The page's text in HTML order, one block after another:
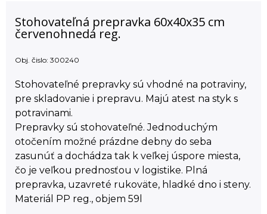
Stohovateľná prepravka 60x40x35 cm
červenohnedá reg.
Obj. čislo: 300240
Stohovateľné prepravky sú vhodné na potraviny,
pre skladovanie i prepravu. Majú atest na styk s
potravinami.
Prepravky sú stohovateľné. Jednoduchým
otočením možné prázdne debny do seba
zasunúť a dochádza tak k veľkej úspore miesta,
čo je veľkou prednosťou v logistike. Plná
prepravka, uzavreté rukoväte, hladké dno i steny.
Materiál PP reg., objem 59l